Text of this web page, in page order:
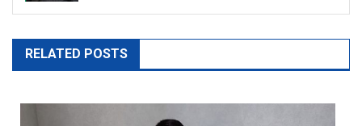
RELATED POSTS